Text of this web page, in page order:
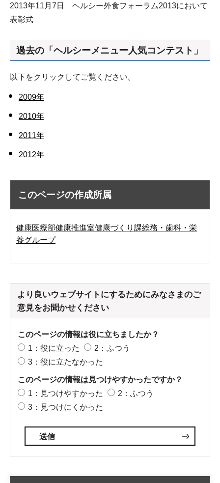
2013年11月7日 ヘルシー外食フォーラム2013において
表彰式
過去の「ヘルシーメニュー人気コンテスト」
以下をクリックしてご覧ください。
2009年
2010年
2011年
2012年
このページの作成所属
健康医療部健康推進室健康づくり課総務・歯科・栄
養グループ
より良いウェブサイトにするためにみなさまのご
意見をお聞かせください
このページの情報は役に立ちましたか？
1：役に立った
2：ふつう
3：役に立たなかった
このページの情報は見つけやすかったですか？
1：見つけやすかった
2：ふつう
3：見つけにくかった